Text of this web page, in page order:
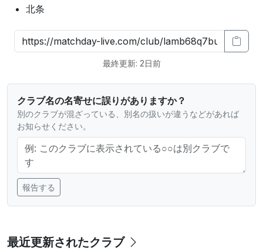
北条
最終更新: 2日前
クラブ名の名寄せに誤りがありますか？
別のクラブが混ざっている、別名の扱いが違うなどがあれば
お知らせください。
報告する
最近更新されたクラブ